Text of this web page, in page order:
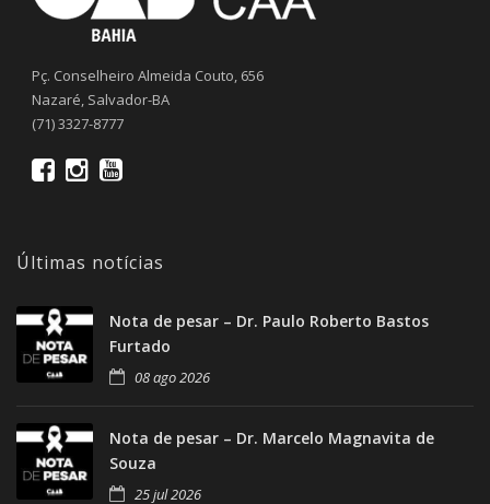
Pç. Conselheiro Almeida Couto, 656
Nazaré, Salvador-BA
(71) 3327-8777
Últimas notícias
Nota de pesar – Dr. Paulo Roberto Bastos
Furtado
08 ago 2026
Nota de pesar – Dr. Marcelo Magnavita de
Souza
25 jul 2026